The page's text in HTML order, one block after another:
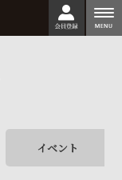
イベント